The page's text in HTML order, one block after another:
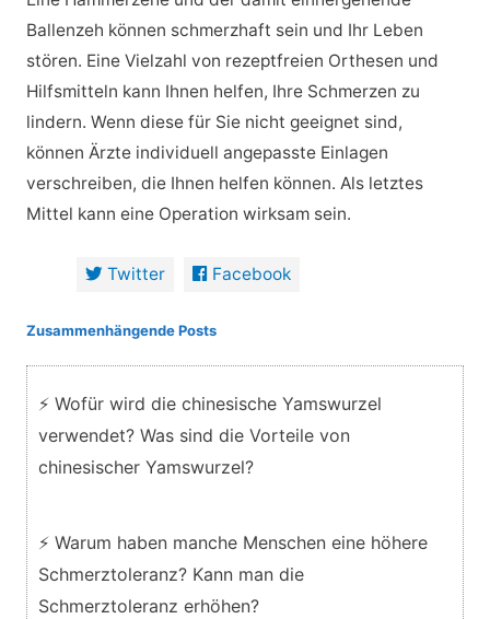
Ballenzeh können schmerzhaft sein und Ihr Leben
stören. Eine Vielzahl von rezeptfreien Orthesen und
Hilfsmitteln kann Ihnen helfen, Ihre Schmerzen zu
lindern. Wenn diese für Sie nicht geeignet sind,
können Ärzte individuell angepasste Einlagen
verschreiben, die Ihnen helfen können. Als letztes
Mittel kann eine Operation wirksam sein.
Twitter Facebook
Zusammenhängende Posts
⚡ Wofür wird die chinesische Yamswurzel
verwendet? Was sind die Vorteile von
chinesischer Yamswurzel?
⚡ Warum haben manche Menschen eine höhere
Schmerztoleranz? Kann man die
Schmerztoleranz erhöhen?